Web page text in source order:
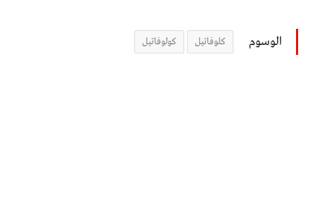
الوسوم كلوفاتيل كولوفاتيل